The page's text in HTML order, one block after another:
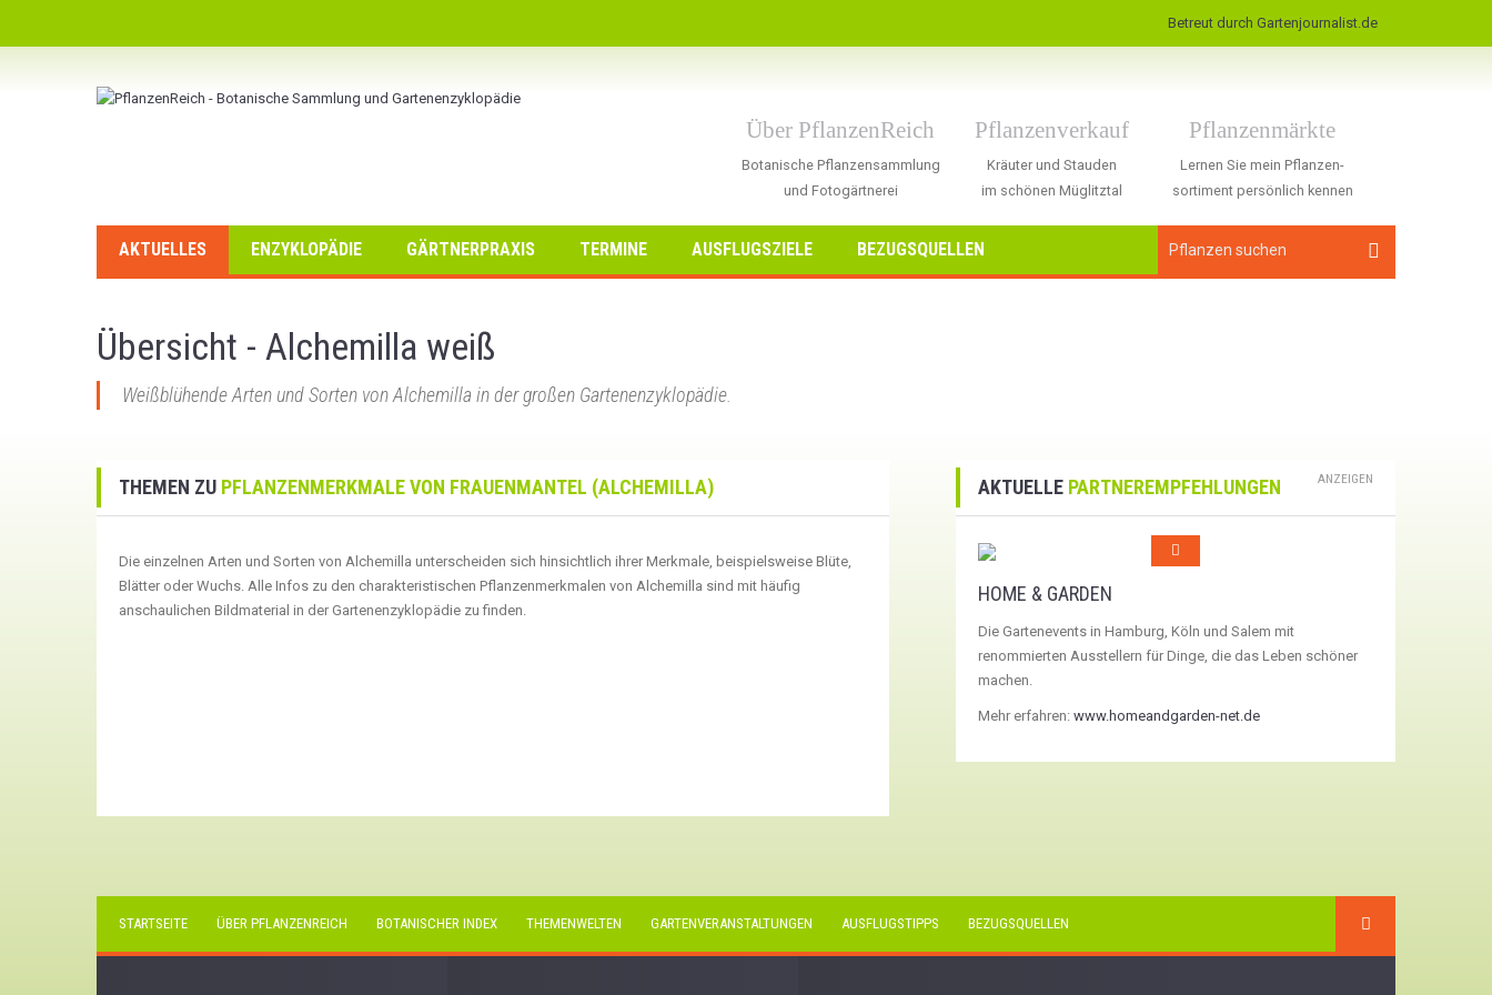
Betreut durch Gartenjournalist.de
Über PflanzenReich
Botanische Pflanzensammlung
und Fotogärtnerei
Pflanzenverkauf
Kräuter und Stauden
im schönen Müglitztal
Pflanzenmärkte
Lernen Sie mein Pflanzen-
sortiment persönlich kennen
AKTUELLES ENZYKLOPÄDIE GÄRTNERPRAXIS TERMINE AUSFLUGSZIELE BEZUGSQUELLEN
Übersicht - Alchemilla weiß
Weißblühende Arten und Sorten von Alchemilla in der großen Gartenenzyklopädie.
THEMEN ZU PFLANZENMERKMALE VON FRAUENMANTEL (ALCHEMILLA)
Die einzelnen Arten und Sorten von Alchemilla unterscheiden sich hinsichtlich ihrer Merkmale, beispielsweise Blüte,
Blätter oder Wuchs. Alle Infos zu den charakteristischen Pflanzenmerkmalen von Alchemilla sind mit häufig
anschaulichen Bildmaterial in der Gartenenzyklopädie zu finden.
AKTUELLE PARTNEREMPFEHLUNGEN ANZEIGEN
HOME & GARDEN
Die Gartenevents in Hamburg, Köln und Salem mit
renommierten Ausstellern für Dinge, die das Leben schöner
machen.
Mehr erfahren: www.homeandgarden-net.de
STARTSEITE ÜBER PFLANZENREICH BOTANISCHER INDEX THEMENWELTEN GARTENVERANSTALTUNGEN AUSFLUGSTIPPS BEZUGSQUELLEN